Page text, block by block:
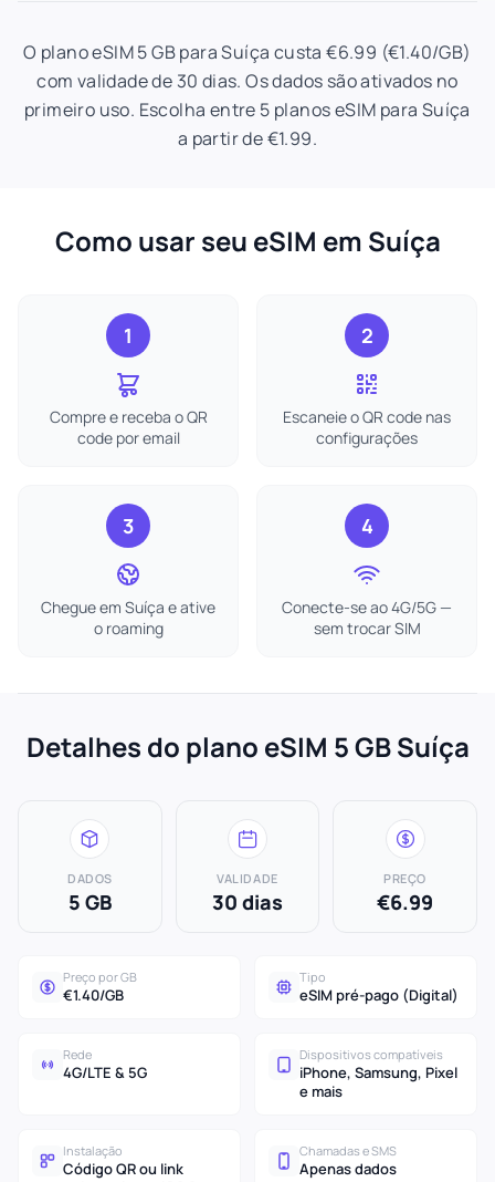
O plano eSIM 5 GB para Suíça custa €6.99 (€1.40/GB)
com validade de 30 dias. Os dados são ativados no
primeiro uso. Escolha entre 5 planos eSIM para Suíça
a partir de €1.99.
Como usar seu eSIM em Suíça
1
Compre e receba o QR
code por email
2
Escaneie o QR code nas
configurações
3
Chegue em Suíça e ative
o roaming
4
Conecte-se ao 4G/5G —
sem trocar SIM
Detalhes do plano eSIM 5 GB Suíça
DADOS
5 GB
VALIDADE
30 dias
PREÇO
€6.99
Preço por GB
€1.40/GB
Tipo
eSIM pré-pago (Digital)
Rede
4G/LTE & 5G
Dispositivos compatíveis
iPhone, Samsung, Pixel
e mais
Instalação
Código QR ou link
Chamadas e SMS
Apenas dados